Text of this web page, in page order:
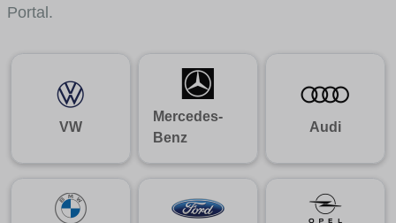
Portal.
VW
Mercedes-
Benz
Audi